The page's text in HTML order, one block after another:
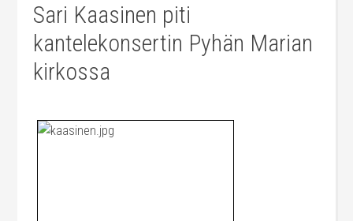
Sari Kaasinen piti
kantelekonsertin Pyhän Marian
kirkossa